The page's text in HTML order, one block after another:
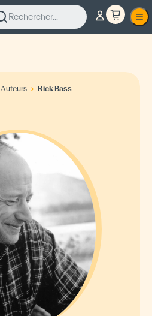
Rechercher...
Auteurs Rick Bass